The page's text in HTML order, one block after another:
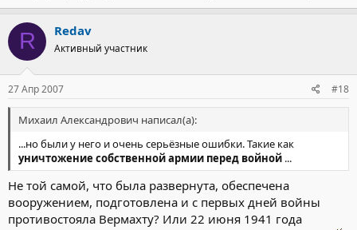
R Redav
Активный участник
27 Апр 2007 #18
Михаил Александрович написал(а):
...но были у него и очень серьёзные ошибки. Такие как
уничтожение собственной армии перед войной ...
Не той самой, что была развернута, обеспечена
вооружением, подготовлена и с первых дней войны
противостояла Вермахту? Или 22 июня 1941 года